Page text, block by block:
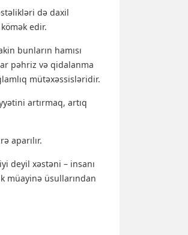
də daxil
edir.
bunların hamısı
pəhriz və qidalanma
mütəxəssisləridir.
artırmaq, artıq
aparılır.
deyil xəstəni – insanı
müayinə üsullarından